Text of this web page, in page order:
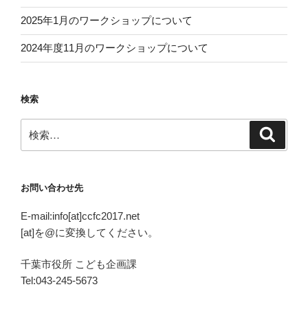
2025年1月のワークショップについて
2024年度11月のワークショップについて
検索
索:
お問い合わせ先
E-mail:info[at]ccfc2017.net
[at]を@に変換してください。
千葉市役所 こども企画課
Tel:043-245-5673